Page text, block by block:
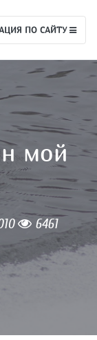
ПО САЙТУ
мой
6461